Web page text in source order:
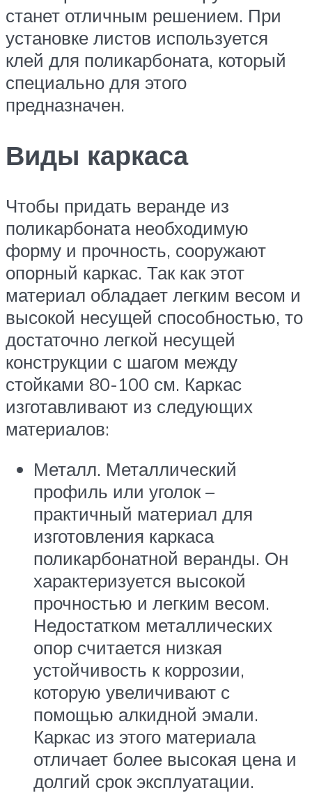
станет отличным решением. При
установке листов используется
клей для поликарбоната, который
специально для этого
предназначен.
Виды каркаса
Чтобы придать веранде из
поликарбоната необходимую
форму и прочность, сооружают
опорный каркас. Так как этот
материал обладает легким весом и
высокой несущей способностью, то
достаточно легкой несущей
конструкции с шагом между
стойками 80-100 см. Каркас
изготавливают из следующих
материалов:
Металл. Металлический
профиль или уголок –
практичный материал для
изготовления каркаса
поликарбонатной веранды. Он
характеризуется высокой
прочностью и легким весом.
Недостатком металлических
опор считается низкая
устойчивость к коррозии,
которую увеличивают с
помощью алкидной эмали.
Каркас из этого материала
отличает более высокая цена и
долгий срок эксплуатации.